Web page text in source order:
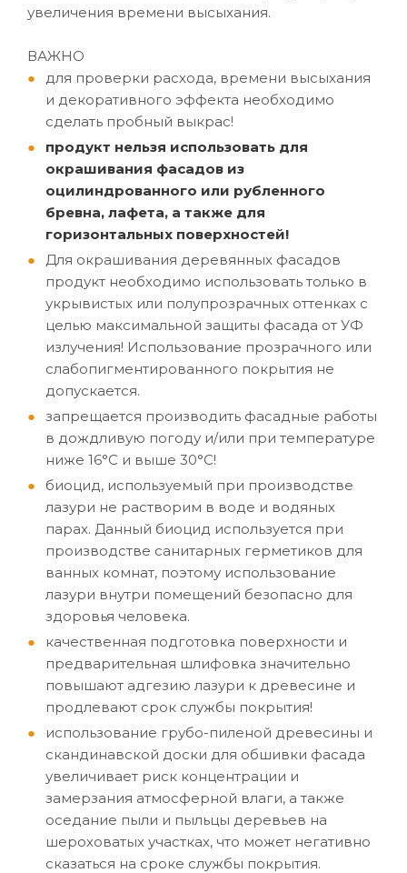
увеличения времени высыхания.
ВАЖНО
для проверки расхода, времени высыхания
и декоративного эффекта необходимо
сделать пробный выкрас!
продукт нельзя использовать для
окрашивания фасадов из
оцилиндрованного или рубленного
бревна, лафета, а также для
горизонтальных поверхностей!
Для окрашивания деревянных фасадов
продукт необходимо использовать только в
укрывистых или полупрозрачных оттенках с
целью максимальной защиты фасада от УФ
излучения! Использование прозрачного или
слабопигментированного покрытия не
допускается.
запрещается производить фасадные работы
в дождливую погоду и/или при температуре
ниже 16°C и выше 30°C!
биоцид, используемый при производстве
лазури не растворим в воде и водяных
парах. Данный биоцид используется при
производстве санитарных герметиков для
ванных комнат, поэтому использование
лазури внутри помещений безопасно для
здоровья человека.
качественная подготовка поверхности и
предварительная шлифовка значительно
повышают адгезию лазури к древесине и
продлевают срок службы покрытия!
использование грубо-пиленой древесины и
скандинавской доски для обшивки фасада
увеличивает риск концентрации и
замерзания атмосферной влаги, а также
оседание пыли и пыльцы деревьев на
шероховатых участках, что может негативно
сказаться на сроке службы покрытия.